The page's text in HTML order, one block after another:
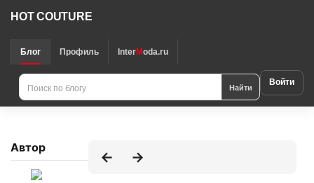
HOT COUTURE
Блог Профиль InterModa.ru
Найти Войти
Автор